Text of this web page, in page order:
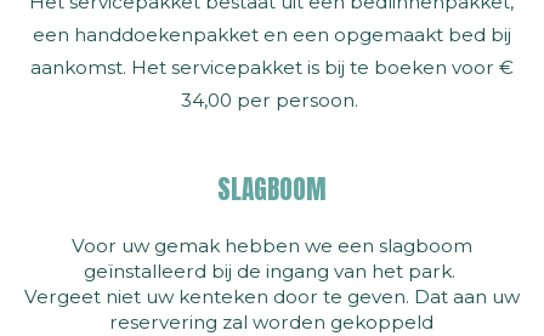
een handdoekenpakket en een opgemaakt bed bij
aankomst. Het servicepakket is bij te boeken voor €
34,00 per persoon.
SLAGBOOM
Voor uw gemak hebben we een slagboom
geïnstalleerd bij de ingang van het park.
Vergeet niet uw kenteken door te geven. Dat aan uw
reservering zal worden gekoppeld